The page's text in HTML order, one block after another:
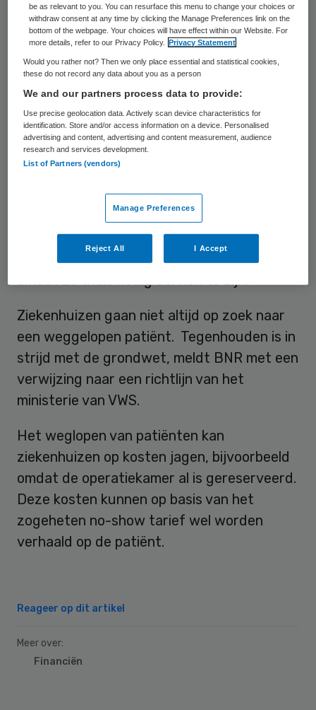
patiënt.
Gemiddeld neemt één op de tweeduizend
patiënten voortijdig de benen uit het
ziekenhuis, aldusBNR. Uit het UMC
Utrecht liepen vorig jaar 22 mensen weg,
het VUMC in Amsterdam telde er 19 en het
Amsterdamse AMC had drie weglopers.
divers. Het gaat bijvoorbeeld om mensen
die extreem bang zijn voor een operatie of
om mensen die psychisch in de war zijn. Ook
komt het voor dat patiënten weglopen
omdat ze thuis nodig denken te zijn.
Ziekenhuizen gaan niet altijd op zoek naar
een weggelopen patiënt. Tegenhouden is in
strijd met de grondwet, meldt BNR met een
verwijzing naar een richtlijn van het
ministerie van VWS.
Het weglopen van patiënten kan
ziekenhuizen op kosten jagen, bijvoorbeeld
omdat de operatiekamer al is gereserveerd.
Deze kosten kunnen op basis van het
zogeheten no-show tarief wel worden
verhaald op de patiënt.
Reageer op dit artikel
Meer over:
Financiën
be as relevant to you. You can resurface this menu to change your choices or
withdraw consent at any time by clicking the Manage Preferences link on the
bottom of the webpage. Your choices will have effect within our Website. For
more details, refer to our Privacy Policy.
Privacy Statement
Would you rather not? Then we only place essential and statistical cookies,
these do not record any data about you as a person
We and our partners process data to provide:
Use precise geolocation data. Actively scan device characteristics for
identification. Store and/or access information on a device. Personalised
advertising and content, advertising and content measurement, audience
research and services development.
List of Partners (vendors)
Manage Preferences
Reject All I Accept